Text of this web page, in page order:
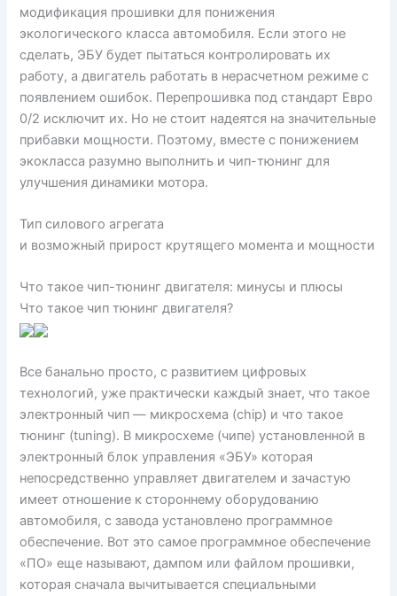
модификация прошивки для понижения
экологического класса автомобиля. Если этого не
сделать, ЭБУ будет пытаться контролировать их
работу, а двигатель работать в нерасчетном режиме с
появлением ошибок. Перепрошивка под стандарт Евро
0/2 исключит их. Но не стоит надеятся на значительные
прибавки мощности. Поэтому, вместе с понижением
экокласса разумно выполнить и чип-тюнинг для
улучшения динамики мотора.
Тип силового агрегата
и возможный прирост крутящего момента и мощности
Что такое чип-тюнинг двигателя: минусы и плюсы
Что такое чип тюнинг двигателя?
Все банально просто, с развитием цифровых
технологий, уже практически каждый знает, что такое
электронный чип — микросхема (chip) и что такое
тюнинг (tuning). В микросхеме (чипе) установленной в
электронный блок управления «ЭБУ» которая
непосредственно управляет двигателем и зачастую
имеет отношение к стороннему оборудованию
автомобиля, с завода установлено программное
обеспечение. Вот это самое программное обеспечение
«ПО» еще называют, дампом или файлом прошивки,
которая сначала вычитывается специальными